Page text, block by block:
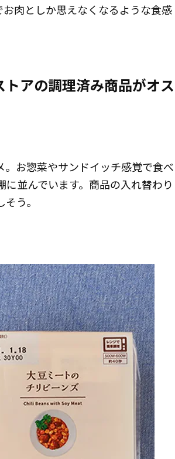
肉としか思えなくなるような食感
アの調理済み商品がオス
お惣菜やサンドイッチ感覚で食べ
並んでいます。商品の入れ替わり
う。